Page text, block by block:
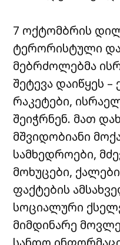
7 ოქტომბრის
ტერორისტული
მებრძოლებმა
შეტევა დაიწყეს –
რაკეტები,
შეიჭრნენ. მათ
მშვიდობიანი
სამხედროები,
მოხუცები,
ფაქტების
სოციალური
მიმდინარე